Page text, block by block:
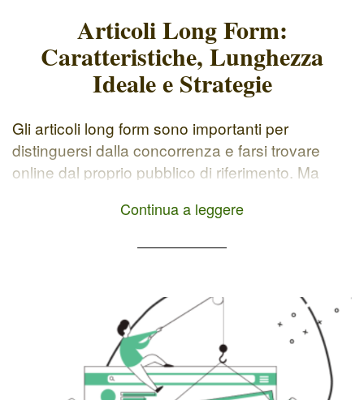
Articoli Long Form:
Caratteristiche, Lunghezza
Ideale e Strategie
Gli articoli long form sono importanti per
distinguersi dalla concorrenza e farsi trovare
online dal proprio pubblico di riferimento. Ma
a raggiungere i tuoi obiettivi online? In questo
Continua a leggere